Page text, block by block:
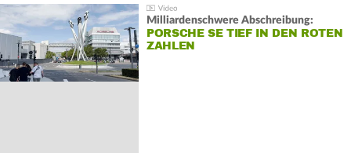
Milliardenschwere Abschreibung:
PORSCHE SE TIEF IN DEN ROTEN
ZAHLEN